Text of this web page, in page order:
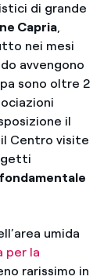
di grande
Capria,
nei mesi
avvengono
sono oltre 2
il
Centro visite
umida
per la
rarissimo in